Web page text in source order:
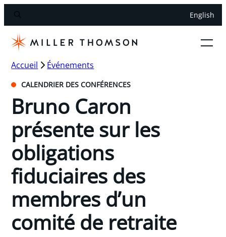
English
Accueil Événements
CALENDRIER DES CONFÉRENCES
Bruno Caron
présente sur les
obligations
fiduciaires des
membres d’un
comité de retraite